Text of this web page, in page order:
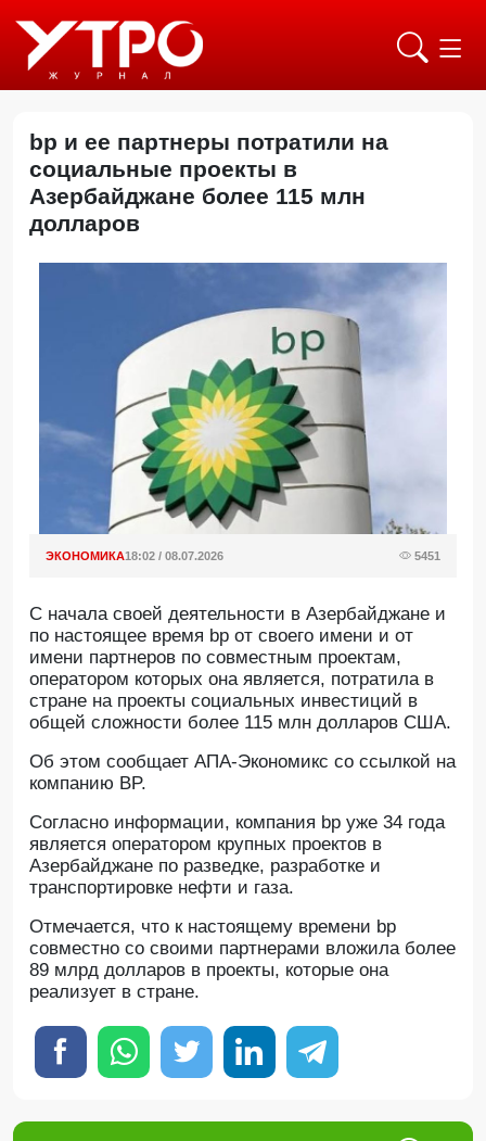
bp и ее партнеры потратили на
социальные проекты в
Азербайджане более 115 млн
долларов
ЭКОНОМИКА18:02 / 08.07.2026 5451
С начала своей деятельности в Азербайджане и
по настоящее время bp от своего имени и от
имени партнеров по совместным проектам,
оператором которых она является, потратила в
стране на проекты социальных инвестиций в
общей сложности более 115 млн долларов США.
Об этом сообщает АПА-Экономикс со ссылкой на
компанию BP.
Согласно информации, компания bp уже 34 года
является оператором крупных проектов в
Азербайджане по разведке, разработке и
транспортировке нефти и газа.
Отмечается, что к настоящему времени bp
совместно со своими партнерами вложила более
89 млрд долларов в проекты, которые она
реализует в стране.